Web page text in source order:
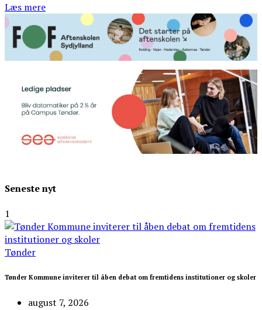
Læs mere
Seneste nyt
1
Tønder
Tønder Kommune inviterer til åben debat om fremtidens institutioner og skoler
august 7, 2026